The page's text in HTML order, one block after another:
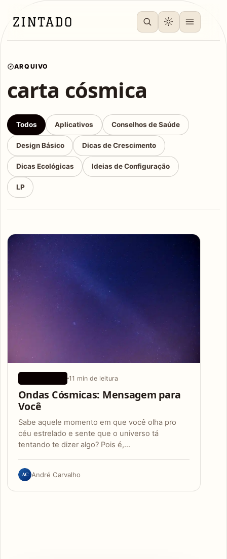
ARQUIVO
carta cósmica
Todos Aplicativos Conselhos de Saúde
Design Básico Dicas de Crescimento
Dicas Ecológicas Ideias de Configuração
LP
Articles
11 min de leitura
Ondas Cósmicas: Mensagem para
Você
Sabe aquele momento em que você olha pro
céu estrelado e sente que o universo tá
tentando te dizer algo? Pois é,…
AC André Carvalho